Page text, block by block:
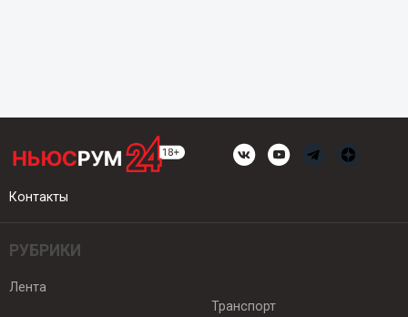
Контакты
РУБРИКИ
Лента
Транспорт